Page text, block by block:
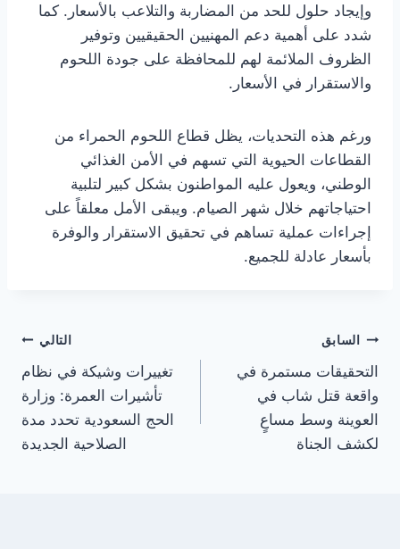
وإيجاد حلول للحد من المضاربة والتلاعب بالأسعار. كما
شدد على أهمية دعم المهنيين الحقيقيين وتوفير
الظروف الملائمة لهم للمحافظة على جودة اللحوم
والاستقرار في الأسعار.
ورغم هذه التحديات، يظل قطاع اللحوم الحمراء من
القطاعات الحيوية التي تسهم في الأمن الغذائي
الوطني، ويعول عليه المواطنون بشكل كبير لتلبية
احتياجاتهم خلال شهر الصيام. ويبقى الأمل معلقاً على
إجراءات عملية تساهم في تحقيق الاستقرار والوفرة
بأسعار عادلة للجميع.
تصفّح
المقالات
السابق
التحقيقات مستمرة في
واقعة قتل شاب في
العوينة وسط مساعٍ
لكشف الجناة
التالي
تغييرات وشيكة في نظام
تأشيرات العمرة: وزارة
الحج السعودية تحدد مدة
الصلاحية الجديدة